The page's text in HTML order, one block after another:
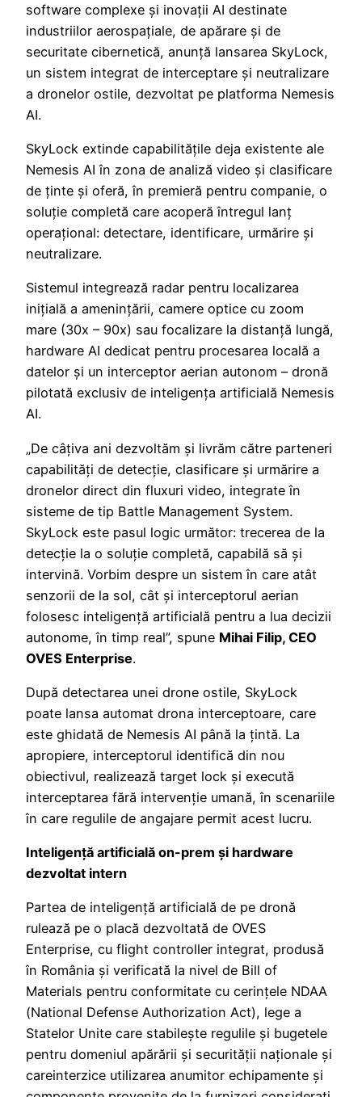
software complexe și inovații AI destinate
industriilor aerospațiale, de apărare și de
securitate cibernetică, anunță lansarea SkyLock,
un sistem integrat de interceptare și neutralizare
a dronelor ostile, dezvoltat pe platforma Nemesis
AI.
SkyLock extinde capabilitățile deja existente ale
Nemesis AI în zona de analiză video și clasificare
de ținte și oferă, în premieră pentru companie, o
soluție completă care acoperă întregul lanț
operațional: detectare, identificare, urmărire și
neutralizare.
Sistemul integrează radar pentru localizarea
inițială a amenințării, camere optice cu zoom
mare (30x – 90x) sau focalizare la distanță lungă,
hardware AI dedicat pentru procesarea locală a
datelor și un interceptor aerian autonom – dronă
pilotată exclusiv de inteligența artificială Nemesis
AI.
„De câțiva ani dezvoltăm și livrăm către parteneri
capabilități de detecție, clasificare și urmărire a
dronelor direct din fluxuri video, integrate în
sisteme de tip Battle Management System.
SkyLock este pasul logic următor: trecerea de la
detecție la o soluție completă, capabilă să și
intervină. Vorbim despre un sistem în care atât
senzorii de la sol, cât și interceptorul aerian
folosesc inteligență artificială pentru a lua decizii
autonome, în timp real”, spune Mihai Filip, CEO
OVES Enterprise.
După detectarea unei drone ostile, SkyLock
poate lansa automat drona interceptoare, care
este ghidată de Nemesis AI până la țintă. La
apropiere, interceptorul identifică din nou
obiectivul, realizează target lock și execută
interceptarea fără intervenție umană, în scenariile
în care regulile de angajare permit acest lucru.
Inteligență artificială on-prem și hardware
dezvoltat intern
Partea de inteligență artificială de pe dronă
rulează pe o placă dezvoltată de OVES
Enterprise, cu flight controller integrat, produsă
în România și verificată la nivel de Bill of
Materials pentru conformitate cu cerințele NDAA
(National Defense Authorization Act), lege a
Statelor Unite care stabilește regulile și bugetele
pentru domeniul apărării și securității naționale și
careinterzice utilizarea anumitor echipamente și